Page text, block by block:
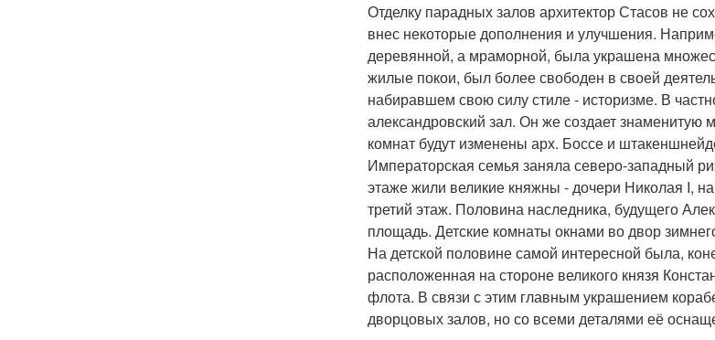
Отделку парадных залов архитектор Стасов не
внес некоторые дополнения и улучшения.
деревянной, а мраморной, была украшена
жилые покои, был более свободен в своей
набиравшем свою силу стиле - историзме. В
александровский зал. Он же создает
комнат будут изменены арх. Боссе и
Императорская семья заняла северо-западный
этаже жили великие княжны - дочери Николая I,
третий этаж. Половина наследника, будущего
площадь. Детские комнаты окнами во двор
На детской половине самой интересной была,
расположенная на стороне великого князя
флота. В связи с этим главным украшением
дворцовых залов, но со всеми деталями её